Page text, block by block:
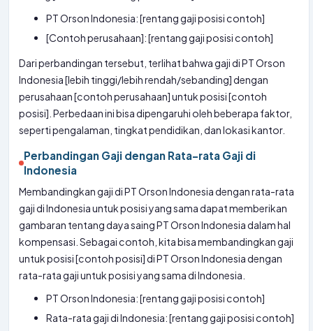
PT Orson Indonesia: [rentang gaji posisi contoh]
[Contoh perusahaan]: [rentang gaji posisi contoh]
Dari perbandingan tersebut, terlihat bahwa gaji di PT Orson
Indonesia [lebih tinggi/lebih rendah/sebanding] dengan
perusahaan [contoh perusahaan] untuk posisi [contoh
posisi]. Perbedaan ini bisa dipengaruhi oleh beberapa faktor,
seperti pengalaman, tingkat pendidikan, dan lokasi kantor.
Perbandingan Gaji dengan Rata-rata Gaji di
Indonesia
Membandingkan gaji di PT Orson Indonesia dengan rata-rata
gaji di Indonesia untuk posisi yang sama dapat memberikan
gambaran tentang daya saing PT Orson Indonesia dalam hal
kompensasi. Sebagai contoh, kita bisa membandingkan gaji
untuk posisi [contoh posisi] di PT Orson Indonesia dengan
rata-rata gaji untuk posisi yang sama di Indonesia.
PT Orson Indonesia: [rentang gaji posisi contoh]
Rata-rata gaji di Indonesia: [rentang gaji posisi contoh]